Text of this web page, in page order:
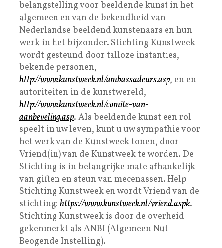
belangstelling voor beeldende kunst in het
algemeen en van de bekendheid van
Nederlandse beeldend kunstenaars en hun
werk in het bijzonder. Stichting Kunstweek
wordt gesteund door talloze instanties,
bekende personen,
http://www.kunstweek.nl/ambassadeurs.asp, en en
autoriteiten in de kunstwereld,
http://www.kunstweek.nl/comite-van-
aanbeveling.asp. Als beeldende kunst een rol
speelt in uw leven, kunt u uw sympathie voor
het werk van de Kunstweek tonen, door
Vriend(in) van de Kunstweek te worden. De
Stichting is in belangrijke mate afhankelijk
van giften en steun van mecenassen. Help
Stichting Kunstweek en wordt Vriend van de
stichting: https://www.kunstweek.nl/vriend.aspk.
Stichting Kunstweek is door de overheid
gekenmerkt als ANBI (Algemeen Nut
Beogende Instelling).